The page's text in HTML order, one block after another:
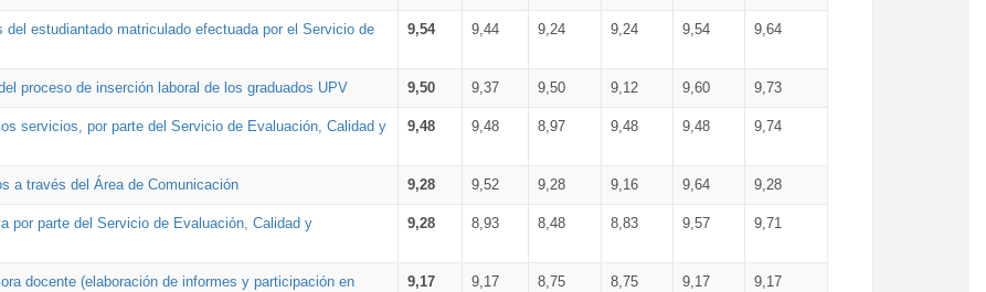
estudiantado matriculado efectuada por el Servicio de
9,54 9,44 9,24 9,24 9,54 9,64
proceso de inserción laboral de los graduados UPV 9,50 9,37 9,50 9,12 9,60 9,73
servicios, por parte del Servicio de Evaluación, Calidad y
9,48 9,48 8,97 9,48 9,48 9,74
a través del Área de Comunicación 9,28 9,52 9,28 9,16 9,64 9,28
por parte del Servicio de Evaluación, Calidad y
9,28 8,93 8,48 8,83 9,57 9,71
docente (elaboración de informes y participación en
9,17 9,17 8,75 8,75 9,17 9,17